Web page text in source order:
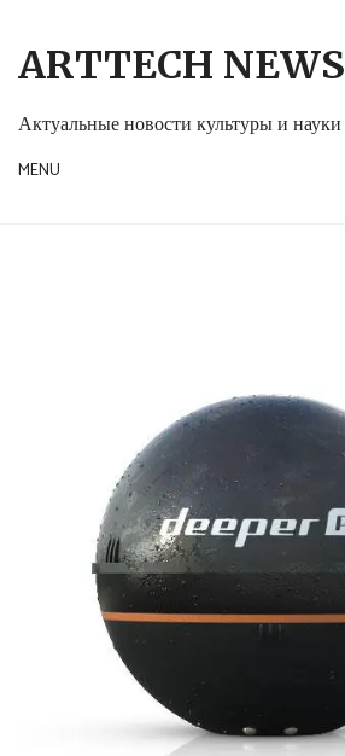
content
ARTTECH NEWS
Актуальные новости культуры и науки
MENU